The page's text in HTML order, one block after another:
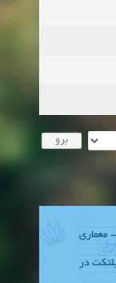
- معماری
در